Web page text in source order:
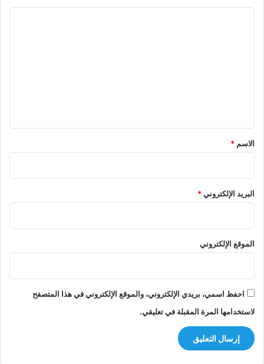
*
الاسم *
البريد الإلكتروني*
الموقع الإلكتروني
احفظ اسمي، بريدي الإلكتروني، والموقع الإلكتروني في هذا المتصفح
لاستخدامها المرة المقبلة في تعليقي.